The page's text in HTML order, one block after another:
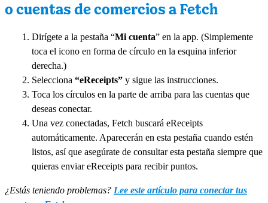
o cuentas de comercios a Fetch
Dirígete a la pestaña “Mi cuenta” en la app. (Simplemente
toca el icono en forma de círculo en la esquina inferior
derecha.)
Selecciona “eReceipts”y sigue las instrucciones.
Toca los círculos en la parte de arriba para las cuentas que
deseas conectar.
Una vez conectadas, Fetch buscará eReceipts
automáticamente. Aparecerán en esta pestaña cuando estén
listos, así que asegúrate de consultar esta pestaña siempre que
quieras enviar eReceipts para recibir puntos.
¿Estás teniendo problemas? Lee este artículo para conectar tus